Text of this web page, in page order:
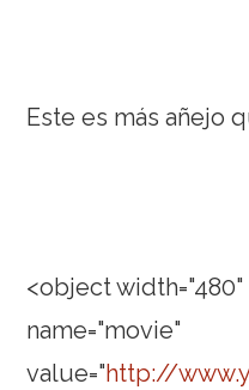
Este es más añejo
<object width="480"
name="movie"
value="http://